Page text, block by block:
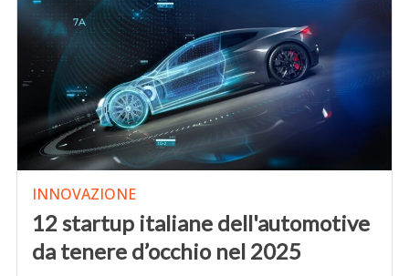
INNOVAZIONE
12 startup italiane dell'automotive
da tenere d’occhio nel 2025